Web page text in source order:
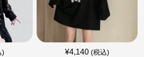
) ¥4,140 (税込)